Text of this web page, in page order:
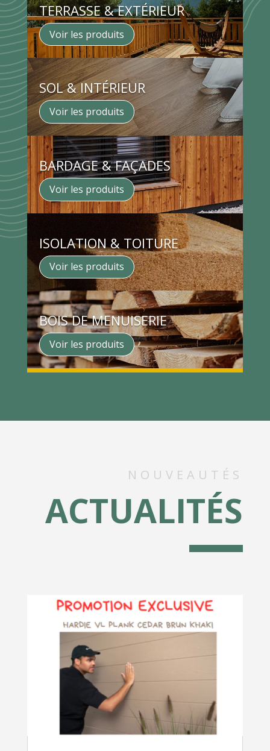
TERRASSE & EXTÉRIEUR
Voir les produits
SOL & INTÉRIEUR
Voir les produits
BARDAGE & FAÇADES
Voir les produits
ISOLATION & TOITURE
Voir les produits
BOIS DE MENUISERIE
Voir les produits
NOUVEAUTÉS
ACTUALITÉS